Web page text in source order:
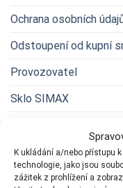
K ukládání a/nebo přístupu
technologie, jako jsou
zážitek z prohlížení a
Ochrana osobních
Odstoupení od kupní
Provozovatel
Sklo SIMAX
Zásady cookies (EU)